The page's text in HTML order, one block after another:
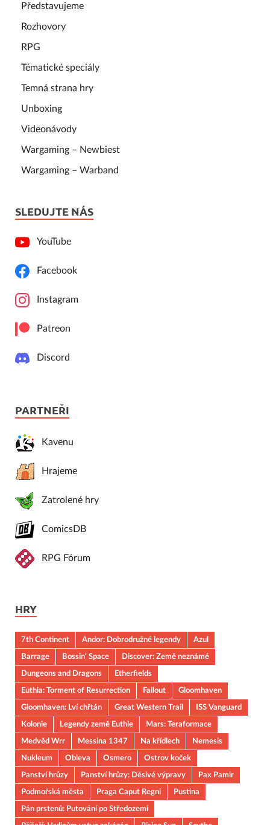
Představujeme
Rozhovory
RPG
Tématické speciály
Temná strana hry
Unboxing
Videonávody
Wargaming – Newbiest
Wargaming – Warband
SLEDUJTE NÁS
YouTube
Facebook
Instagram
Patreon
Discord
PARTNEŘI
Kavenu
Hrajeme
Zatrolené hry
ComicsDB
RPG Fórum
HRY
7th Continent Andor: Dobrodružné legendy
Azul
Barrage
Bossin' Space
Discover: Země neznámé
Dungeons and Dragons
Etherfields
Euthia: Torment of Resurrection
Fallout
Gloomhaven
Gloomhaven: Lví chřtán
Great Western Trail
ISS Vanguard
Kolonie
Legendy země Euthie
Mars: Teraformace
Medvěd Wrr
Messina 1347 Na křídlech
Nemesis
Nukleum
Obleva Osmero
Ostrov koček
Panství hrůzy
Panství hrůzy: Děsivé výpravy
Pax Pamir
Podmořská města
Praga Caput Regni
Pustina
Pán prstenů: Putování po Středozemi